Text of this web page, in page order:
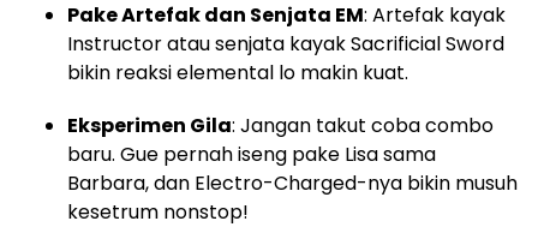
Pake Artefak dan Senjata EM: Artefak kayak
Instructor atau senjata kayak Sacrificial Sword
bikin reaksi elemental lo makin kuat.
Eksperimen Gila: Jangan takut coba combo
baru. Gue pernah iseng pake Lisa sama
Barbara, dan Electro-Charged-nya bikin musuh
kesetrum nonstop!